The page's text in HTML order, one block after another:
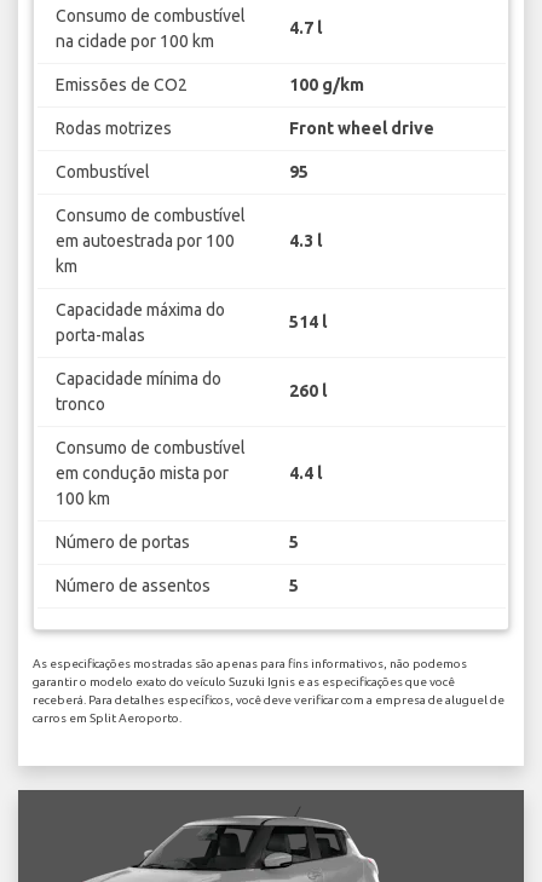
Consumo de combustível
na cidade por 100 km
4.7 l
Emissões de CO2 100 g/km
Rodas motrizes Front wheel drive
Combustível 95
Consumo de combustível
em autoestrada por 100
km
4.3 l
Capacidade máxima do
porta-malas
514 l
Capacidade mínima do
tronco
260 l
Consumo de combustível
em condução mista por
100 km
4.4 l
Número de portas 5
Número de assentos 5
As especificações mostradas são apenas para fins informativos, não podemos
garantir o modelo exato do veículo Suzuki Ignis e as especificações que você
receberá. Para detalhes específicos, você deve verificar com a empresa de aluguel de
carros em Split Aeroporto.